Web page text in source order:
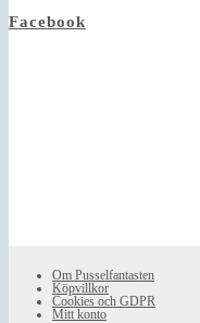
Facebook
Om Pusselfantasten
Köpvillkor
Cookies och GDPR
Mitt konto